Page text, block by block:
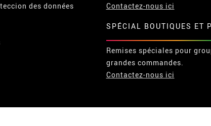
des données
Contactez-nous ici
SPÉCIAL BOUTIQUES ET
Remises spéciales pour
grandes commandes.
Contactez-nous ici